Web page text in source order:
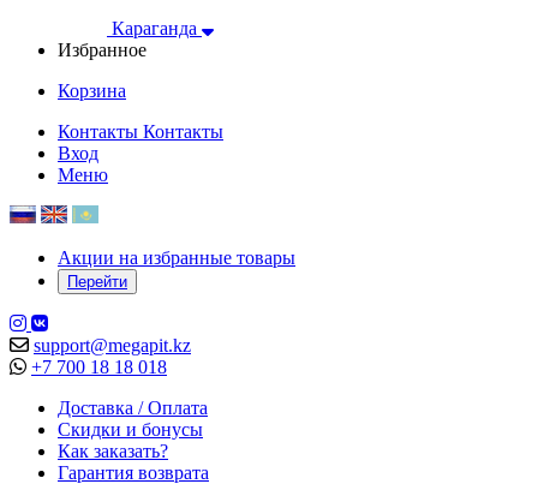
Караганда
Избранное
Корзина
Контакты Контакты
Вход
Меню
Акции на избранные товары
Перейти
support@megapit.kz
+7 700 18 18 018
Доставка / Оплата
Скидки и бонусы
Как заказать?
Гарантия возврата